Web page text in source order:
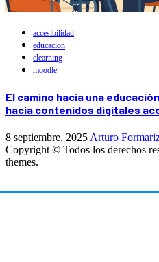
accesibilidad
educacion
elearning
moodle
El camino hacia una
hacía contenidos digitales
8 septiembre, 2025 Arturo
Copyright © Todos los derechos
themes.